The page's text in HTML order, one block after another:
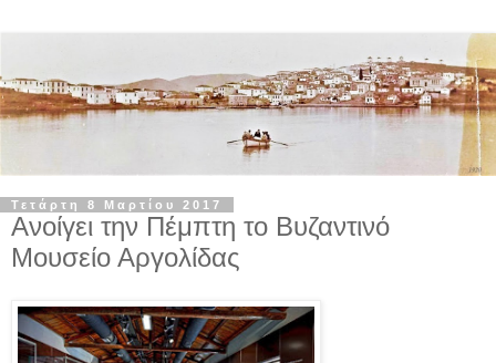
Τετάρτη 8 Μαρτίου 2017
Aνοίγει την Πέμπτη το Βυζαντινό
Μουσείο Αργολίδας